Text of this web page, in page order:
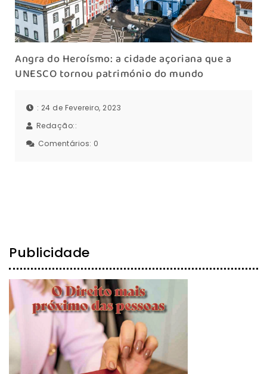
Angra do Heroísmo: a cidade açoriana que a
UNESCO tornou património do mundo
: 24 de Fevereiro, 2023
Redação::
Comentários: 0
Publicidade